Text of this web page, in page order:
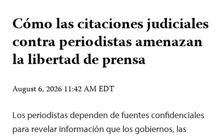
Cómo las citaciones judiciales
contra periodistas amenazan
la libertad de prensa
August 6, 2026 11:42 AM EDT
Los periodistas dependen de fuentes confidenciales
para revelar información que los gobiernos, las